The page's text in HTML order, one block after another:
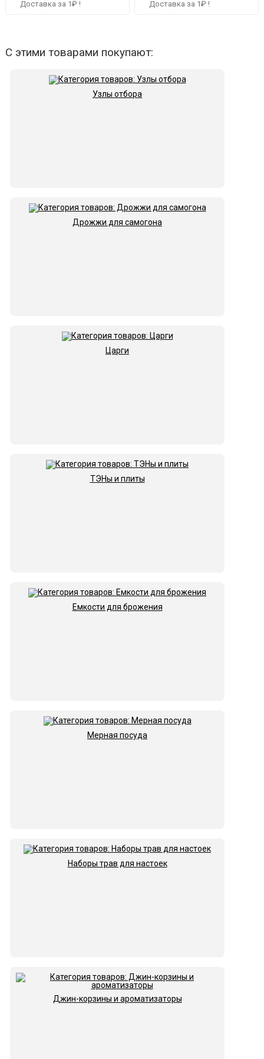
Доставка за 1₽ ! Доставка за 1₽ !
С этими товарами покупают:
Узлы отбора
Дрожжи для самогона
Царги
ТЭНы и плиты
Емкости для брожения
Мерная посуда
Наборы трав для настоек
Джин-корзины и ароматизаторы